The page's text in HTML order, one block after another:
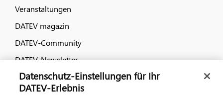
Veranstaltungen
DATEV magazin
DATEV-Community
DATEV-Newsletter
Kontaktieren Sie uns
Datenschutz-Einstellungen für Ihr
DATEV-Erlebnis